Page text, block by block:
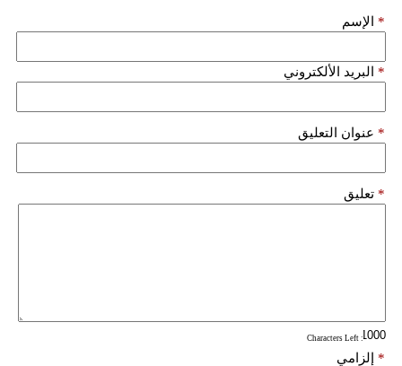
الإسم *
البريد الألكتروني *
عنوان التعليق *
تعليق *
: Characters Left
إلزامي *